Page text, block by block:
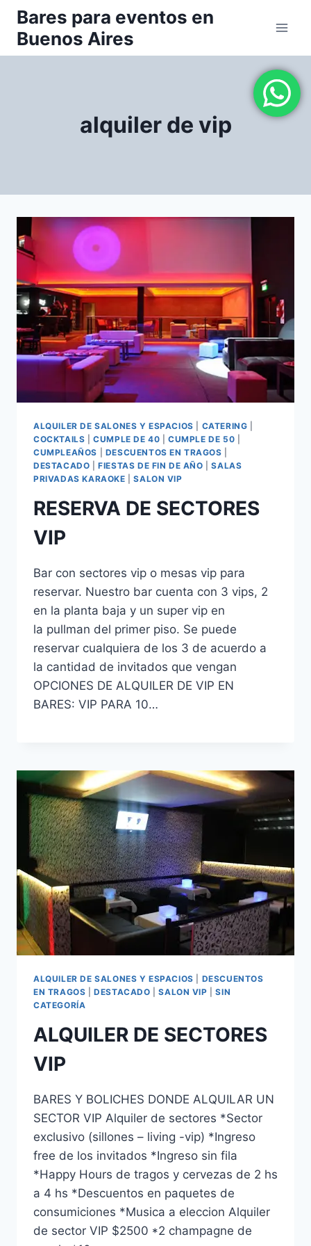
Saltar
contenido
Bares para eventos en
Buenos Aires
alquiler de vip
ALQUILER DE SALONES Y ESPACIOS CATERING
COCKTAILS |CUMPLE DE 40 |CUMPLE DE 50
CUMPLEAÑOS
DESCUENTOS EN TRAGOS
DESTACADO |FIESTAS DE FIN DE AÑO |SALAS
PRIVADAS KARAOKE |SALON VIP
RESERVA DE SECTORES
VIP
Bar con sectores vip o mesas vip para
reservar. Nuestro bar cuenta con 3 vips, 2
en la planta baja y un super vip en
la pullman del primer piso. Se puede
reservar cualquiera de los 3 de acuerdo a
la cantidad de invitados que vengan
OPCIONES DE ALQUILER DE VIP EN
BARES: VIP PARA 10…
ALQUILER DE SALONES Y ESPACIOS
DESCUENTOS
EN TRAGOS |DESTACADO |SALON VIP |SIN
CATEGORÍA
ALQUILER DE SECTORES
VIP
BARES Y BOLICHES DONDE ALQUILAR UN
SECTOR VIP Alquiler de sectores *Sector
exclusivo (sillones – living -vip) *Ingreso
free de los invitados *Ingreso sin fila
*Happy Hours de tragos y cervezas de 2 hs
a 4 hs *Descuentos en paquetes de
consumiciones *Musica a eleccion Alquiler
de sector VIP $2500 *2 champagne de